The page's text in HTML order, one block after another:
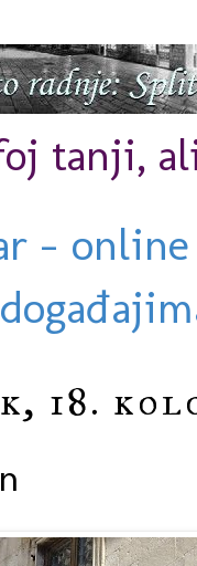
tanji,
-
18.